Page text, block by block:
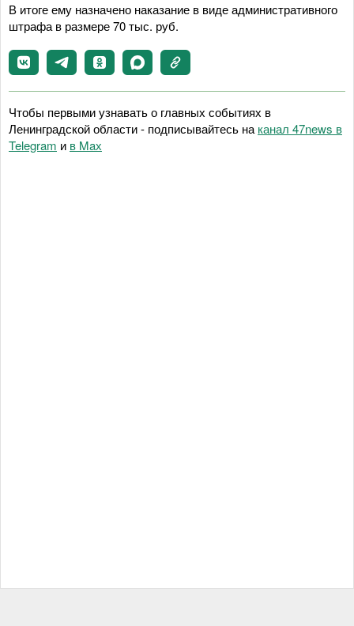
В итоге ему назначено наказание в виде административного
штрафа в размере 70 тыс. руб.
Чтобы первыми узнавать о главных событиях в
Ленинградской области - подписывайтесь на канал 47news в
Telegram и в Maх